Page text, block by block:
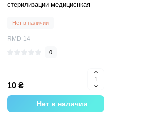
стерилизации медициснкая
Нет в наличии
RMD-14
0
10 ₴
Нет в наличии